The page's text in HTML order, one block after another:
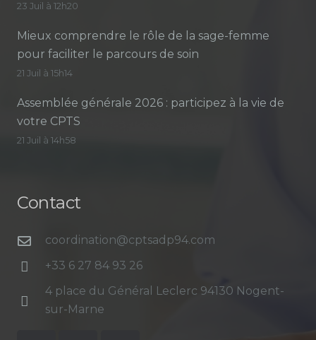
23 Juil à 12h20
Mieux comprendre le rôle de la sage-femme
pour faciliter le parcours de soin
21 Juil à 15h14
Assemblée générale 2026 : participez à la vie de
votre CPTS
21 Juil à 14h58
Contact
coordination@cptsadp94.com
+33 6 27 84 93 26
4 place du Général Leclerc 94130 Nogent-
sur-Marne